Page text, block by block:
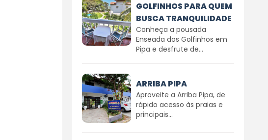
GOLFINHOS PARA QUEM
BUSCA TRANQUILIDADE
Conheça a pousada
Enseada dos Golfinhos em
Pipa e desfrute de...
ARRIBA PIPA
Aproveite a Arriba Pipa, de
rápido acesso às praias e
principais...